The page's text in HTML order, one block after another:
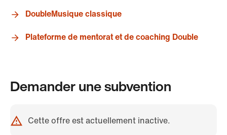
DoubleMusique classique
Plateforme de mentorat et de coaching Double
Demander une subvention
Cette offre est actuellement inactive.